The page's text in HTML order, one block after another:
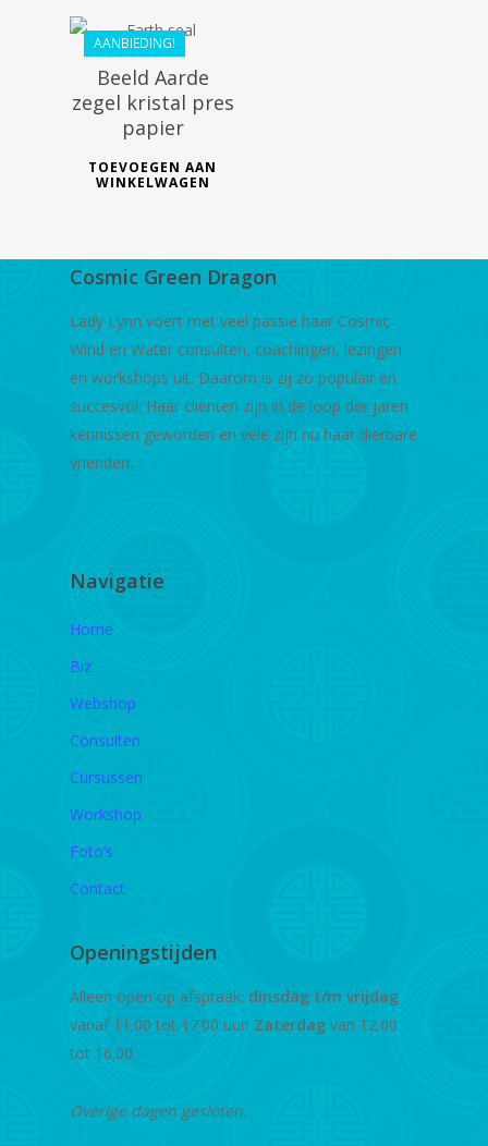
AANBIEDING!
Beeld Aarde
zegel kristal pres
papier
TOEVOEGEN AAN
WINKELWAGEN
Cosmic Green Dragon
Lady Lynn voert met veel passie haar Cosmic
Wind en Water consulten, coachingen, lezingen
en workshops uit. Daarom is zij zo populair en
succesvol. Haar cliënten zijn in de loop der jaren
kennissen geworden en vele zijn nu haar dierbare
vrienden.
Navigatie
Home
Biz
Webshop
Consulten
Cursussen
Workshop
Foto’s
Contact
Openingstijden
Alleen open op afspraak: dinsdag t/m vrijdag
vanaf 11.00 tot 17.00 uur! Zaterdag van 12.00
tot 16.00.
Overige dagen gesloten.